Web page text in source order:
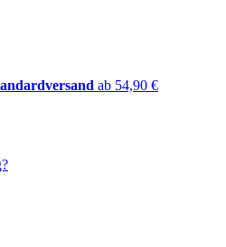
ab 54,90 €